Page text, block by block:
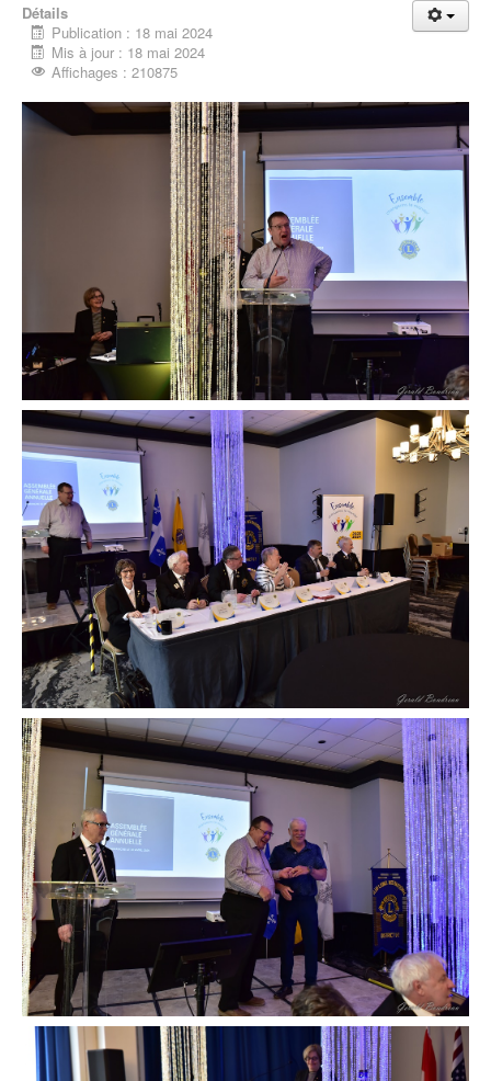
Détails
Publication : 18 mai 2024
Mis à jour : 18 mai 2024
Affichages : 210875